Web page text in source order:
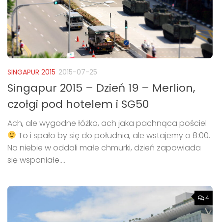
SINGAPUR 2015 2015-07-25
Singapur 2015 – Dzień 19 – Merlion,
czołgi pod hotelem i SG50
Ach, ale wygodne łóżko, ach jaka pachnąca pościel
To i spało by się do południa, ale wstajemy o 8:00.
Na niebie w oddali małe chmurki, dzień zapowiada
się wspaniałe....
4